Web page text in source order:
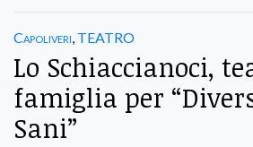
Capoliveri, TEATRO
Lo Schiaccianoci,
famiglia per
Sani”